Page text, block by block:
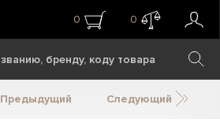
0 0
Предыдущий Следующий